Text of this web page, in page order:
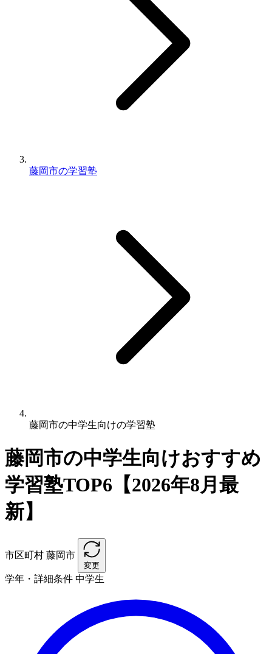
藤岡市の学習塾
藤岡市の中学生向けの学習塾
藤岡市の中学生向けおすすめ
学習塾TOP6【2026年8月最
新】
市区町村 藤岡市
変更
学年・詳細条件 中学生